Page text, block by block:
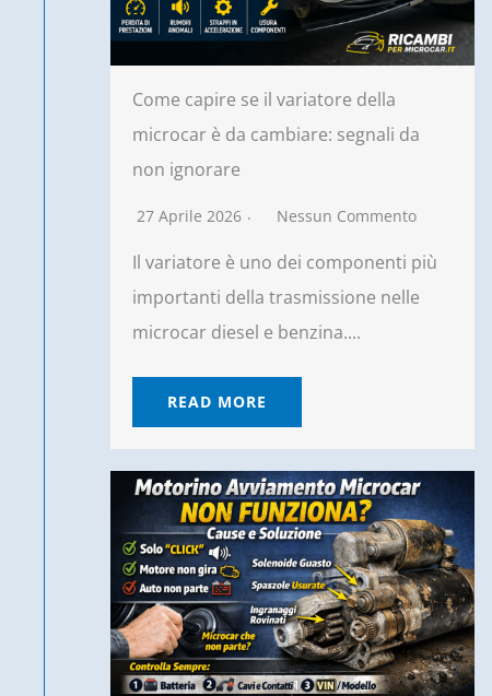
Come capire se il variatore della
microcar è da cambiare: segnali da
non ignorare
27 Aprile 2026 Nessun Commento
Il variatore è uno dei componenti più
importanti della trasmissione nelle
microcar diesel e benzina....
READ MORE